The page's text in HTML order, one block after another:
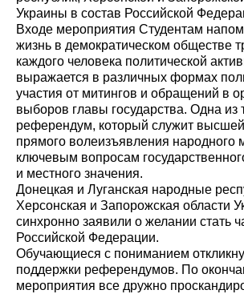
Украины в состав Российской
Входе мероприятия Студентам
жизнь в демократическом обществе
каждого человека политической
выражается в различных формах
участия от митингов и обращений в
выборов главы государства. Одна
референдум, который служит
прямого волеизъявления народного
ключевым вопросам
и местного значения.
Донецкая и Луганская народные
Херсонская и Запорожская области
синхронно заявили о желании стать
Российской Федерации.
Обучающиеся с пониманием
поддержки референдумов. По
мероприятия все дружно